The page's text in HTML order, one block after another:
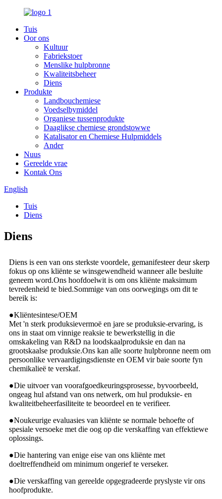
Tuis
Oor ons
Kultuur
Fabriekstoer
Menslike hulpbronne
Kwaliteitsbeheer
Diens
Produkte
Landbouchemiese
Voedselbymiddel
Organiese tussenprodukte
Daaglikse chemiese grondstowwe
Katalisator en Chemiese Hulpmiddels
Ander
Nuus
Gereelde vrae
Kontak Ons
English
Tuis
Diens
Diens
Diens is een van ons sterkste voordele, gemanifesteer deur skerp
fokus op ons kliënte se winsgewendheid wanneer alle besluite
geneem word.Ons hoofdoelwit is om ons kliënte maksimum
tevredenheid te bied.Sommige van ons oorwegings om dit te
bereik is:
●Kliëntesintese/OEM
Met 'n sterk produksievermoë en jare se produksie-ervaring, is
ons in staat om vinnige reaksie te bewerkstellig in die
omskakeling van R&D na loodskaalproduksie en dan na
grootskaalse produksie.Ons kan alle soorte hulpbronne neem om
persoonlike vervaardigingsdienste en OEM vir baie soorte fyn
chemikalieë te verskaf.
●Die uitvoer van voorafgoedkeuringsprosesse, byvoorbeeld,
ongeag hul afstand van ons netwerk, om hul produksie- en
kwaliteitbeheerfasiliteite te beoordeel en te verifieer.
●Noukeurige evaluasies van kliënte se normale behoefte of
spesiale versoeke met die oog op die verskaffing van effektiewe
oplossings.
●Die hantering van enige eise van ons kliënte met
doeltreffendheid om minimum ongerief te verseker.
●Die verskaffing van gereelde opgegradeerde pryslyste vir ons
hoofprodukte.